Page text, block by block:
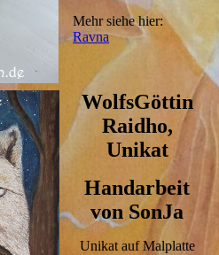
Mehr siehe hier:
Ravna
WolfsGöttin
Raidho,
Unikat
Handarbeit
von SonJa
Unikat auf Malplatte